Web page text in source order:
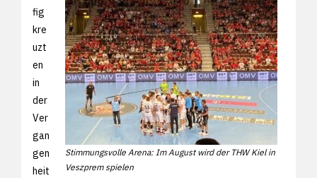
Stimmungsvolle Arena: Im August wird der THW Kiel in
Veszprem spielen
fig
kre
uzt
en
in
der
Ver
gan
gen
heit